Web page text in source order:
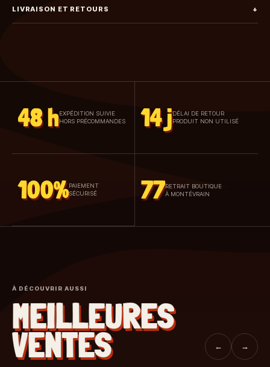
LIVRAISON ET RETOURS +
48 h EXPÉDITION SUIVIE
HORS PRÉCOMMANDES
14 jDÉLAI DE RETOUR
PRODUIT NON UTILISÉ
100% PAIEMENT
SÉCURISÉ
77RETRAIT BOUTIQUE
À MONTÉVRAIN
À DÉCOUVRIR AUSSI
MEILLEURES
VENTES ← →